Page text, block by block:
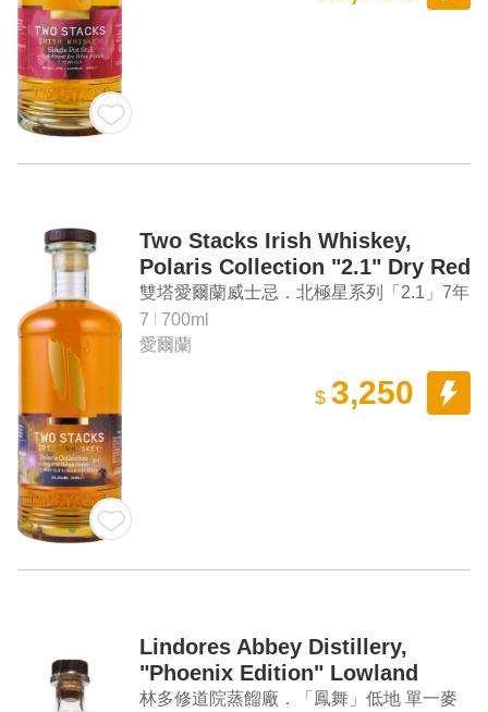
Two Stacks Irish Whiskey,
Polaris Collection "2.1" Dry Red
Tokaji Finish 7 Year Old Single
Pot Still Irish Whiskey（附皮
套）
雙塔愛爾蘭威士忌．北極星系列「2.1」7年
托凱紅酒桶 單一壺式愛爾蘭威士忌（附皮
套）
7
700ml
愛爾蘭
$ 3,250
Lindores Abbey Distillery,
"Phoenix Edition" Lowland
Single Malt Scotch Whisky
林多修道院蒸餾廠．「鳳舞」低地 單一麥